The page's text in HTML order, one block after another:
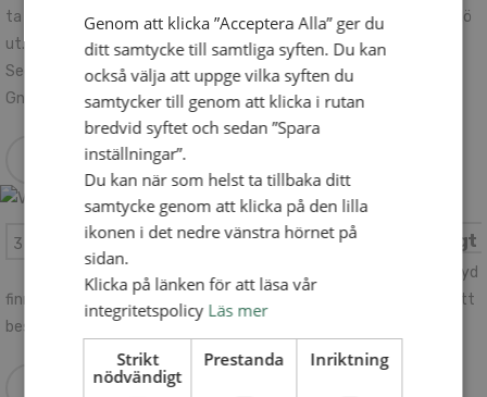
ta steg i tro. Jag hamnade här, i en bygd där kyrkan håller på att dö
ut.
Sedan drygt ett år tillbaka finns Josefin Lennartsson i
Gnesta/Mölnboområdet.
Läs mer
3 jul 2018 – Församlingar Vi håller församlingen högt
På landsbygden utanför Skillingaryd
finns en av SAM:s snabbast växande församlingar. Helgen före mitt
besök i Tofteryds Missionsförsamling invigdes nya lokaler.
Genom att klicka ”Acceptera Alla” ger du
ditt samtycke till samtliga syften. Du kan
också välja att uppge vilka syften du
samtycker till genom att klicka i rutan
bredvid syftet och sedan ”Spara
inställningar”.
Du kan när som helst ta tillbaka ditt
samtycke genom att klicka på den lilla
ikonen i det nedre vänstra hörnet på
sidan.
Klicka på länken för att läsa vår
integritetspolicy Läs mer
Strikt
nödvändigt
Prestanda Inriktning